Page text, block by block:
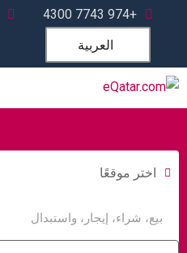
+974 7743 4300
العربية
اختر موقعًا